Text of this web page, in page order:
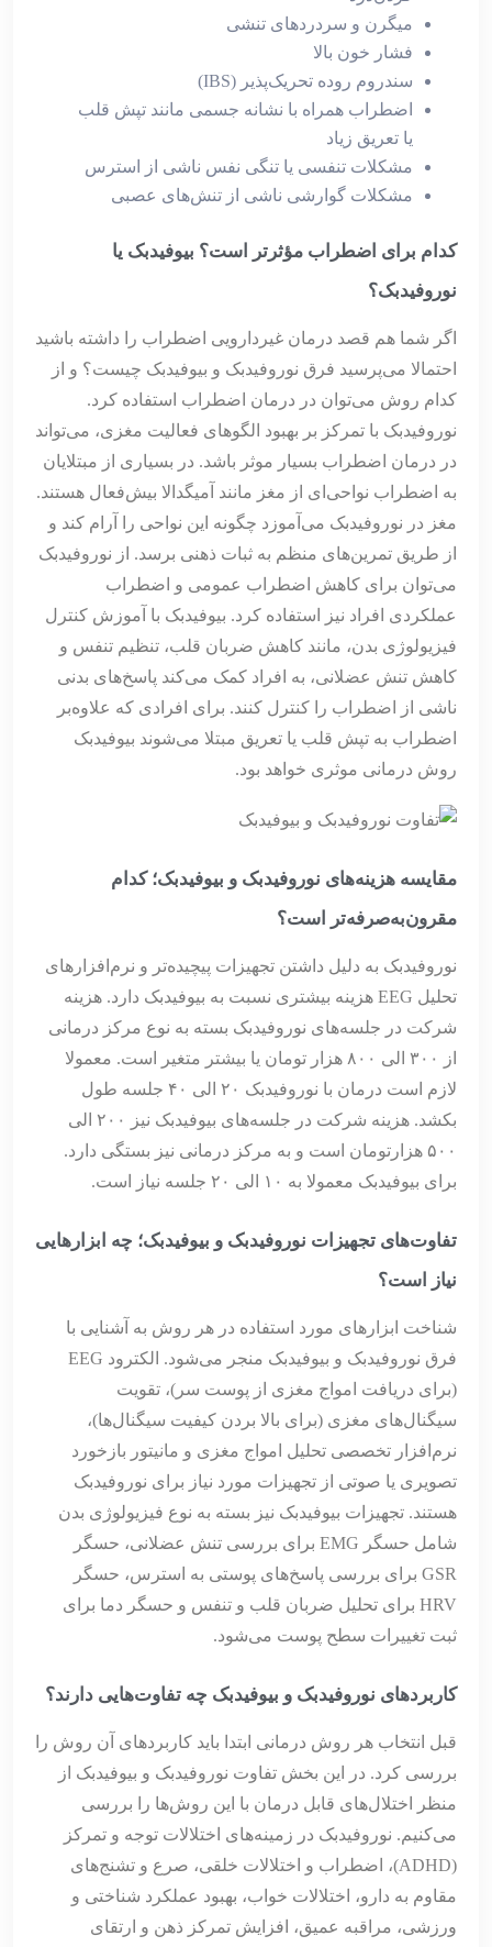
میگرن و سردردهای تنشی
فشار خون بالا
سندروم روده تحریک‌پذیر (IBS)
اضطراب همراه با نشانه جسمی مانند تپش قلب
یا تعریق زیاد
مشکلات تنفسی یا تنگی نفس ناشی از استرس
مشکلات گوارشی ناشی از تنش‌های عصبی
کدام برای اضطراب مؤثرتر است؟ بیوفیدبک یا
نوروفیدبک؟
اگر شما هم قصد درمان غیردارویی اضطراب را داشته باشید
احتمالا می‌پرسید فرق نوروفیدبک و بیوفیدبک چیست؟ و از
کدام روش می‌توان در درمان اضطراب استفاده کرد.
نوروفیدبک با تمرکز بر بهبود الگوهای فعالیت مغزی، می‌تواند
در درمان اضطراب بسیار موثر باشد. در بسیاری از مبتلایان
به اضطراب نواحی‌ای از مغز مانند آمیگدالا بیش‌فعال هستند.
مغز در نوروفیدبک می‌آموزد چگونه این نواحی را آرام کند و
از طریق تمرین‌های منظم به ثبات ذهنی برسد. از نوروفیدبک
می‌توان برای کاهش اضطراب عمومی و اضطراب
عملکردی افراد نیز استفاده کرد. بیوفیدبک با آموزش کنترل
فیزیولوژی بدن، مانند کاهش ضربان قلب، تنظیم تنفس و
کاهش تنش عضلانی، به افراد کمک می‌کند پاسخ‌های بدنی
ناشی از اضطراب را کنترل کنند. برای افرادی که علاوه‌بر
اضطراب به تپش قلب یا تعریق مبتلا می‌شوند بیوفیدبک
روش درمانی موثری خواهد بود.
مقایسه هزینه‌های نوروفیدبک و بیوفیدبک؛ کدام
مقرون‌به‌صرفه‌تر است؟
نوروفیدبک به دلیل داشتن تجهیزات پیچیده‌تر و نرم‌افزارهای
تحلیل EEG هزینه بیشتری نسبت به بیوفیدبک دارد. هزینه
شرکت در جلسه‌های نوروفیدبک بسته به نوع مرکز درمانی
از ۳۰۰ الی ۸۰۰ هزار تومان یا بیشتر متغیر است. معمولا
لازم است درمان با نوروفیدبک ۲۰ الی ۴۰ جلسه طول
بکشد. هزینه شرکت در جلسه‌های بیوفیدبک نیز ۲۰۰ الی
۵۰۰ هزارتومان است و به مرکز درمانی نیز بستگی دارد.
برای بیوفیدبک معمولا به ۱۰ الی ۲۰ جلسه نیاز است.
تفاوت‌های تجهیزات نوروفیدبک و بیوفیدبک؛ چه ابزارهایی
نیاز است؟
شناخت ابزارهای مورد استفاده در هر روش به آشنایی با
فرق نوروفیدبک و بیوفیدبک منجر می‌شود. الکترود EEG
(برای دریافت امواج مغزی از پوست سر)، تقویت
سیگنال‌های مغزی (برای بالا بردن کیفیت سیگنال‌ها)،
نرم‌افزار تخصصی تحلیل امواج مغزی و مانیتور بازخورد
تصویری یا صوتی از تجهیزات مورد نیاز برای نوروفیدبک
هستند. تجهیزات بیوفیدبک نیز بسته به نوع فیزیولوژی بدن
شامل حسگر EMG برای بررسی تنش عضلانی، حسگر
GSR برای بررسی پاسخ‌های پوستی به استرس، حسگر
HRV برای تحلیل ضربان قلب و تنفس و حسگر دما برای
ثبت تغییرات سطح پوست می‌شود.
کاربردهای نوروفیدبک و بیوفیدبک چه تفاوت‌هایی دارند؟
قبل انتخاب هر روش درمانی ابتدا باید کاربردهای آن روش را
بررسی کرد. در این بخش تفاوت‌ نوروفیدبک و بیوفیدبک از
منظر اختلال‌های قابل درمان با این روش‌ها را بررسی
می‌کنیم. نوروفیدبک در زمینه‌های اختلالات توجه و تمرکز
(ADHD)، اضطراب و اختلالات خلقی، صرع و تشنج‌های
مقاوم به دارو، اختلالات خواب، بهبود عملکرد شناختی و
ورزشی، مراقبه عمیق‌، افزایش تمرکز ذهن و ارتقای